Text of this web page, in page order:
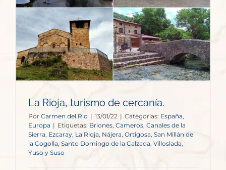
La Rioja, turismo de cercanía.
Por Carmen del Rio | 13/01/22 | Categorías: España
Europa | Etiquetas: Briones Cameros Canales de la
Sierra Ezcaray, La Rioja, Nájera Ortigosa San Millán de
la Cogolla, Santo Domingo de la Calzada Villoslada,
Yuso y Suso